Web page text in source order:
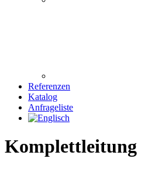
Referenzen
Katalog
Anfrageliste
Komplettleitung